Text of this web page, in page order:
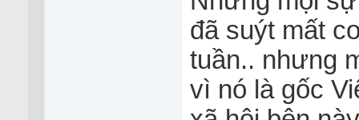
đã suýt mất
tuần.. nhưng
vì nó là gốc